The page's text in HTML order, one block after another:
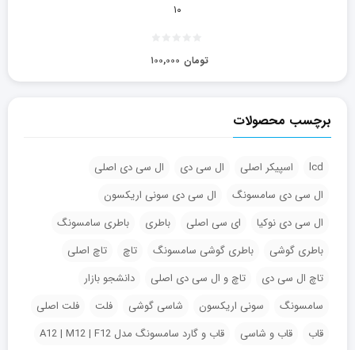
۱۰
۱۰۰,۰۰۰ تومان
برچسب محصولات
lcd اسپیکر اصلی ال سی دی
ال سی دی اصلی
ال سی دی سامسونگ
ال سی دی سونی اریکسون
ال سی دی نوکیا
ای سی اصلی باطری
باطری سامسونگ
باطری گوشی
باطری گوشی سامسونگ تاچ
تاچ اصلی
تاچ ال سی دی
تاچ و ال سی دی اصلی
دانشجو بازار
سامسونگ
سونی اریکسون شاسی گوشی فلت
فلت اصلی
قاب
قاب و شاسی
قاب و گارد سامسونگ مدل A12 | M12 | F12